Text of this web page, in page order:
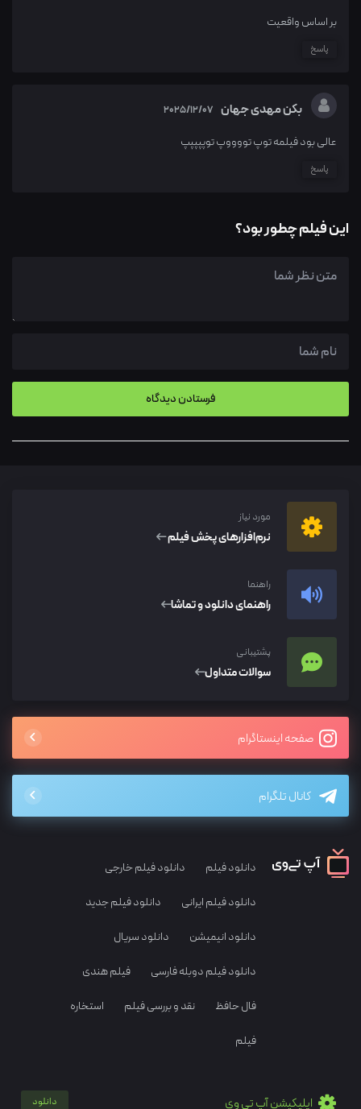
بر اساس واقعیت
پاسخ
بکن مهدی جهان 2025/12/07
عالی بود فیلمه توپ تووووپ توپپپپپ
پاسخ
این فیلم چطور بود؟
مورد نیاز
نرم‌افزار‌های پخش فیلم
راهنما
راهنمای دانلود و تماشا
پشتیبانی
سوالات متداول
صفحه اینستاگرام
کانال تلگرام
دانلود فیلم دانلود فیلم خارجی
دانلود فیلم ایرانی دانلود فیلم جدید
دانلود انیمیشن دانلود سریال
دانلود فیلم دوبله فارسی فیلم هندی
فال حافظ نقد و بررسی فیلم استخاره
فیلم
اپلیکیشن آپ تی وی دانلود